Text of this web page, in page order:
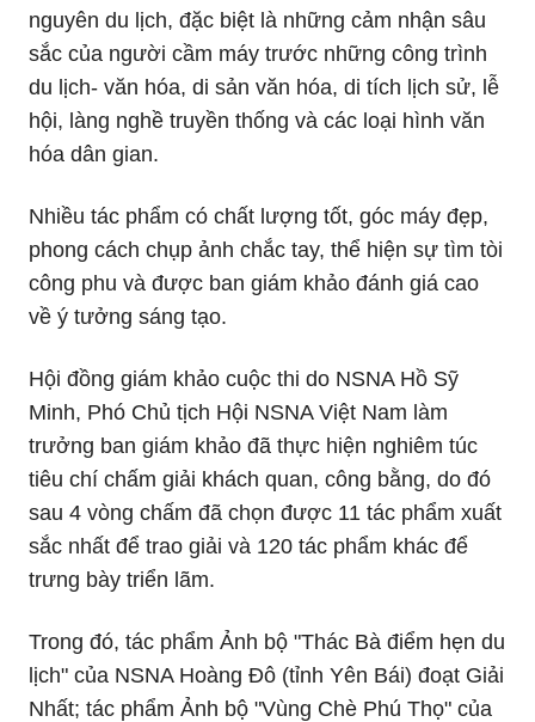
nguyên du lịch, đặc biệt là những cảm nhận sâu
sắc của người cầm máy trước những công trình
du lịch- văn hóa, di sản văn hóa, di tích lịch sử, lễ
hội, làng nghề truyền thống và các loại hình văn
hóa dân gian.
Nhiều tác phẩm có chất lượng tốt, góc máy đẹp,
phong cách chụp ảnh chắc tay, thể hiện sự tìm tòi
công phu và được ban giám khảo đánh giá cao
về ý tưởng sáng tạo.
Hội đồng giám khảo cuộc thi do NSNA Hồ Sỹ
Minh, Phó Chủ tịch Hội NSNA Việt Nam làm
trưởng ban giám khảo đã thực hiện nghiêm túc
tiêu chí chấm giải khách quan, công bằng, do đó
sau 4 vòng chấm đã chọn được 11 tác phẩm xuất
sắc nhất để trao giải và 120 tác phẩm khác để
trưng bày triển lãm.
Trong đó, tác phẩm Ảnh bộ "Thác Bà điểm hẹn du
lịch" của NSNA Hoàng Đô (tỉnh Yên Bái) đoạt Giải
Nhất; tác phẩm Ảnh bộ "Vùng Chè Phú Thọ" của